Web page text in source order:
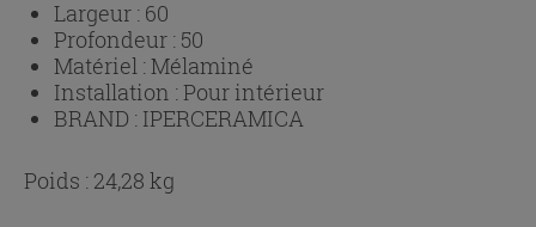
Largeur : 60
Profondeur : 50
Matériel :Mélaminé
Installation :Pour intérieur
BRAND : IPERCERAMICA
Poids : 24,28 kg